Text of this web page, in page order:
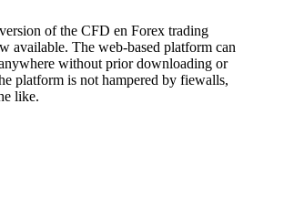
of the CFD en Forex trading
available. The web-based platform can
without prior downloading or
platform is not hampered by fiewalls,
like.